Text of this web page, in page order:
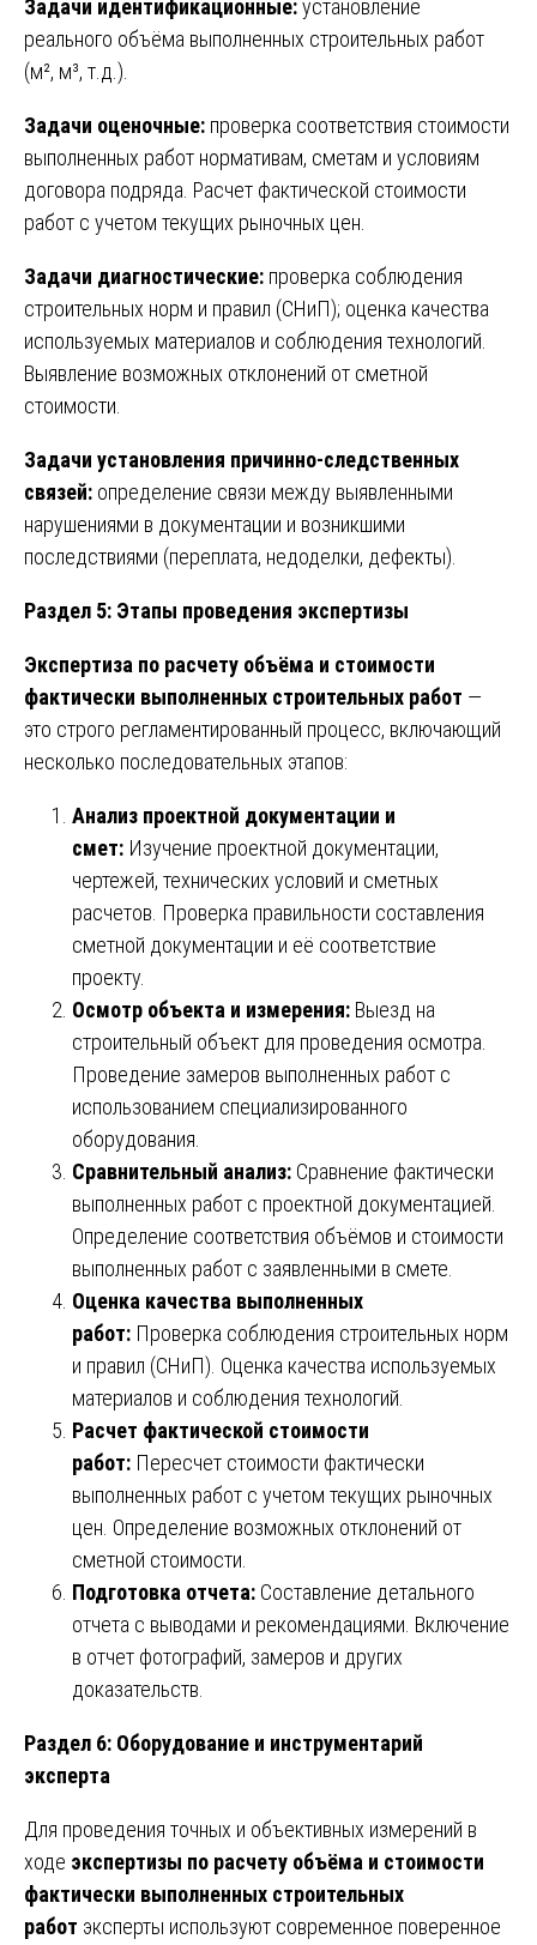
Задачи идентификационные:установление
реального объёма выполненных строительных работ
(м², м³, т.д.).
Задачи оценочные: проверка соответствия стоимости
выполненных работ нормативам, сметам и условиям
договора подряда. Расчет фактической стоимости
работ с учетом текущих рыночных цен.
Задачи диагностические: проверка соблюдения
строительных норм и правил (СНиП); оценка качества
используемых материалов и соблюдения технологий.
Выявление возможных отклонений от сметной
стоимости.
Задачи установления причинно-следственных
связей: определение связи между выявленными
нарушениями в документации и возникшими
последствиями (переплата, недоделки, дефекты).
Раздел 5: Этапы проведения экспертизы
Экспертиза по расчету объёма и стоимости
фактически выполненных строительных работ —
это строго регламентированный процесс, включающий
несколько последовательных этапов:
Анализ проектной документации и
смет: Изучение проектной документации,
чертежей, технических условий и сметных
расчетов. Проверка правильности составления
сметной документации и её соответствие
проекту.
Осмотр объекта и измерения: Выезд на
строительный объект для проведения осмотра.
Проведение замеров выполненных работ с
использованием специализированного
оборудования.
Сравнительный анализ: Сравнение фактически
выполненных работ с проектной документацией.
Определение соответствия объёмов и стоимости
выполненных работ с заявленными в смете.
Оценка качества выполненных
работ: Проверка соблюдения строительных норм
и правил (СНиП). Оценка качества используемых
материалов и соблюдения технологий.
Расчет фактической стоимости
работ: Пересчет стоимости фактически
выполненных работ с учетом текущих рыночных
цен. Определение возможных отклонений от
сметной стоимости.
Подготовка отчета: Составление детального
отчета с выводами и рекомендациями. Включение
в отчет фотографий, замеров и других
доказательств.
Раздел 6: Оборудование и инструментарий
эксперта
Для проведения точных и объективных измерений в
ходе экспертизы по расчету объёма и стоимости
фактически выполненных строительных
работ эксперты используют современное поверенное